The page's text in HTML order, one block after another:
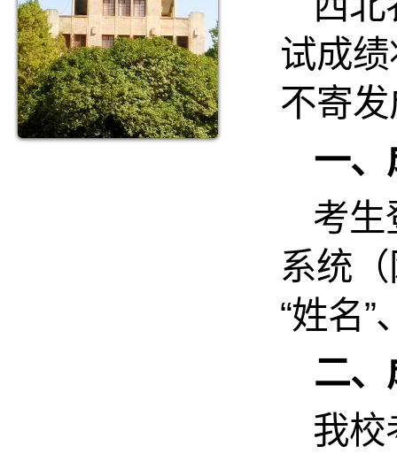
试成
不寄
一、
考生
系统
“姓名
二、
我校